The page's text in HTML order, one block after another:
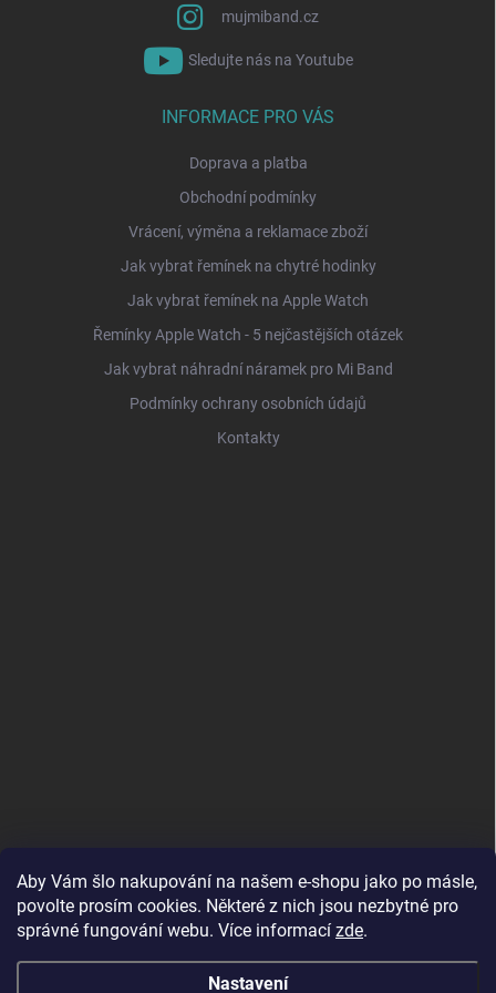
Aby Vám šlo nakupování na našem e-shopu jako po másle,
povolte prosím cookies. Některé z nich jsou nezbytné pro
správné fungování webu. Více informací zde.
Nastavení
mujmiband.cz
Sledujte nás na Youtube
INFORMACE PRO VÁS
Doprava a platba
Obchodní podmínky
Vrácení, výměna a reklamace zboží
Jak vybrat řemínek na chytré hodinky
Jak vybrat řemínek na Apple Watch
Řemínky Apple Watch - 5 nejčastějších otázek
Jak vybrat náhradní náramek pro Mi Band
Podmínky ochrany osobních údajů
Kontakty
MojRemienok.sk